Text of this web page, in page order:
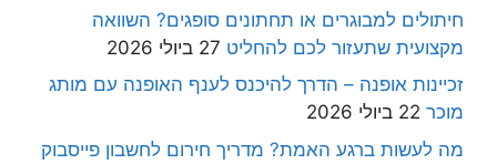
חיתולים למבוגרים או תחתונים סופגים? השוואה
מקצועית שתעזור לכם להחליט 27 ביולי 2026
זכיינות אופנה – הדרך להיכנס לענף האופנה עם מותג
מוכר 22 ביולי 2026
מה לעשות ברגע האמת? מדריך חירום לחשבון פייסבוק